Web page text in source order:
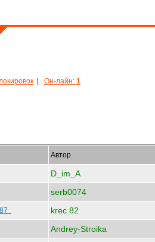
Он-лайн: 1
Автор
D_im_A
serb0074
krec 82
Andrey-Stroika